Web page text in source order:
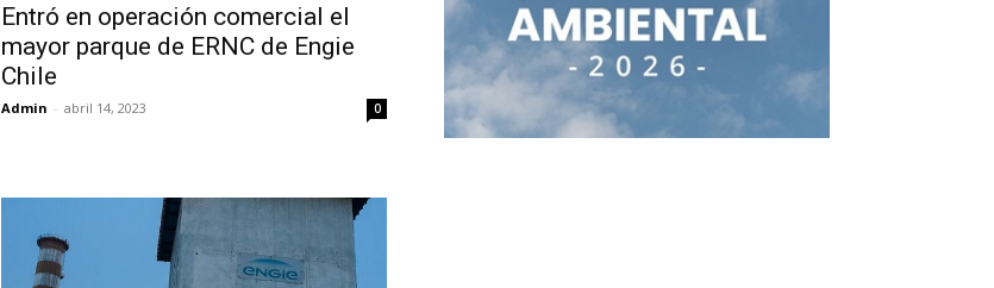
Entró en operación comercial el
mayor parque de ERNC de Engie
Chile
Admin - abril 14, 2023 0